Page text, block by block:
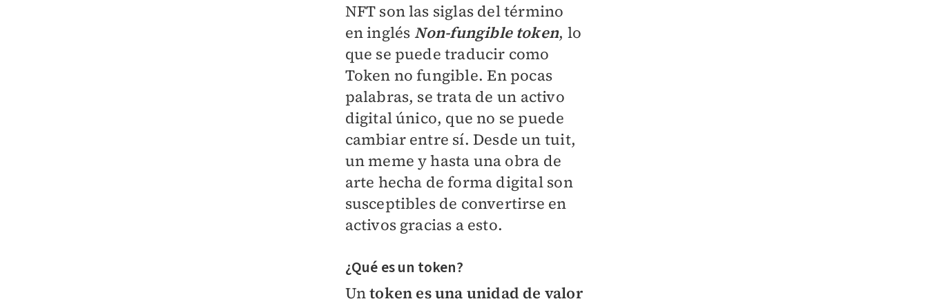
NFT son las siglas del término
en inglés Non-fungible token, lo
que se puede traducir como
Token no fungible.En pocas
palabras, se trata de un activo
digital único, que no se puede
cambiar entre sí. Desde un tuit,
un meme y hasta una obra de
arte hecha de forma digital son
susceptibles de convertirse en
activos gracias a esto.
¿Qué es un token?
Untoken es una unidad de valor